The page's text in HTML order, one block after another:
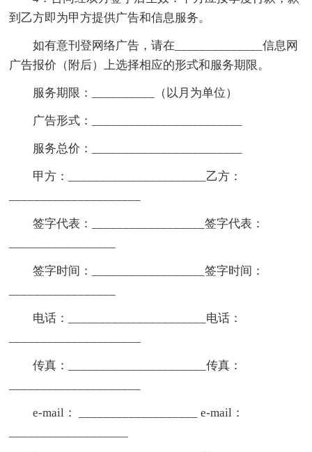
到乙方即为甲方提供广告和信息服务。
如有意刊登网络广告，请在______________信息网
广告报价（附后）上选择相应的形式和服务期限。
服务期限：__________（以月为单位）
广告形式：________________________
服务总价：________________________
甲方：______________________乙方：
签字代表：__________________签字代表：
签字时间：__________________签字时间：
电话：______________________电话：
传真：______________________传真：
e-mail： ___________________ e-mail：